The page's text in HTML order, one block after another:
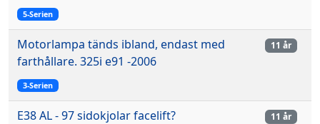
5-Serien
Motorlampa tänds ibland, endast med
farthållare. 325i e91 -2006
3-Serien
11 år
E38 AL - 97 sidokjolar facelift? 11 år